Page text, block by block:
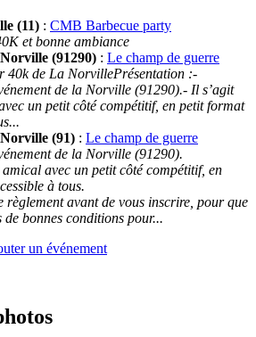
(11) : CMB Barbecue party
et bonne ambiance
(91290) : Le champ de guerre
40k de La NorvillePrésentation :-
de la Norville (91290).- Il s’agit
un petit côté compétitif, en petit format
(91) : Le champ de guerre
de la Norville (91290).
amical avec un petit côté compétitif, en
à tous.
règlement avant de vous inscrire, pour que
de bonnes conditions pour...
un événement